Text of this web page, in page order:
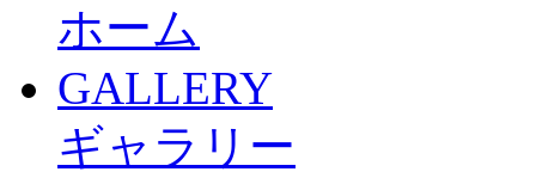
ホーム
GALLERY
ギャラリー